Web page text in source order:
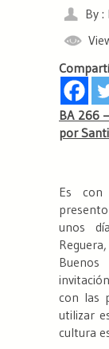
By
BA 266
por
Es con
unos
con las
utilizar
cultura